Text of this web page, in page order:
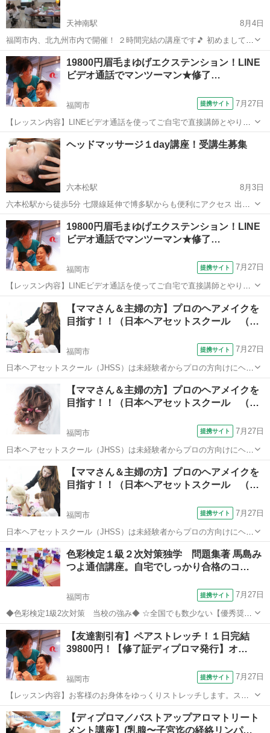
天神南駅
8月4日
福岡市内、北九州市内で開催！ ２時間完結の講座です🎵 初めまして✨
Freedom代表のMiyukiです☺️ 主に企業や様々なグループに対して 色々
と講座を開催しています✨✨ こんな団体におすすめです♪⬇️ ✅イベン
ト...
福岡 福岡市 天神南駅 その他 パーソナルカラー
19800円眉毛まゆげエクステンション！LINE
ビデオ通話でマンツーマン★修了…
福岡市 提携サイト 7月27日
【レッスン内容】LINEビデオ通話を使ってご自宅で直接講師とやりと
りしながらマンツーマンで学べます。自分にも相手にもかけることが
でき、学科＆技術もきちんと行います。美容師免許保持講師が、一生
懸命お教えします！また、無料質問を...
福岡 福岡市 メイク
ヘッドマッサージ１day講座！受講生募集
六本松駅
8月3日
六本松駅から徒歩5分 七隈線延伸で博多駅からも便利にアクセス 出来
るようになりました ★★ハレホオラで人気のヘッドマッサージを１日
で取得出来ます★★ ストレス・快眠・頭痛・眼精疲労・首こり...
福岡 福岡市 六本松駅 マッサージ
19800円眉毛まゆげエクステンション！LINE
ビデオ通話でマンツーマン★修了…
福岡市 提携サイト 7月27日
【レッスン内容】LINEビデオ通話を使ってご自宅で直接講師とやりと
りしながらマンツーマンで学べます。自分にも相手にもかけることが
でき、学科＆技術もきちんと行います。美容師免許保持講師が、一生
懸命お教えします！また、無料質問を...
福岡市 メイク
【ママさん＆主婦の方】プロのヘアメイクを
目指す！！（日本ヘアセットスクール （…
福岡市 提携サイト 7月27日
日本ヘアセットスクール（JHSS）は未経験者からプロの方向けにヘア
セットの専門知識・技術を指導するスクールです！長期～短期まで、
自分にピッタリ合ったコースを選択することが出来ます！ 何のスキル
を身に付ければいいか分からない...
福岡市 その他
【ママさん＆主婦の方】プロのヘアメイクを
目指す！！（日本ヘアセットスクール （…
福岡市 提携サイト 7月27日
日本ヘアセットスクール（JHSS）は未経験者からプロの方向けにヘア
セットの専門知識・技術を指導するスクールです！長期～短期まで、
自分にピッタリ合ったコースを選択することが出来ます！ 何のスキル
を身に付ければいいか分からない...
福岡市 その他
【ママさん＆主婦の方】プロのヘアメイクを
目指す！！（日本ヘアセットスクール （…
福岡市 提携サイト 7月27日
日本ヘアセットスクール（JHSS）は未経験者からプロの方向けにヘア
セットの専門知識・技術を指導するスクールです！長期～短期まで、
自分にピッタリ合ったコースを選択することが出来ます！ 何のスキル
を身に付ければいいか分からない...
福岡 福岡市 その他
色彩検定１級２次対策独学 問題集著 馬島み
つよ通信講座。自宅でしっかり合格のコ…
福岡市 提携サイト 7月27日
◆色彩検定1級2次対策 当校の強み◆ ☆全国でも数少ない【優秀奨励
賞受賞】の連続受賞の輩出実績スクールです ☆「色彩検定1級2次問題
集」の著者である馬島みつよが、オリジナル教材を著し監修している
講座です 著書は、色彩...
福岡 福岡市 メイク
【友達割引有】ペアストレッチ！１日完結
39800円！【修了証ディプロマ発行】オ…
福岡市 提携サイト 7月27日
【レッスン内容】お客様のお身体をゆっくりストレッチします。スト
レッチだけの単品メニュー、更には他の技術の前後に追加して行うこ
とができるテクニックです！うつ伏せ、あお向け、座位のテクニック
福岡 福岡市 整体
【ディプロマ／バストアップアロマトリート
メント講座】(乳腺〜子宮迄の経絡リンパ…